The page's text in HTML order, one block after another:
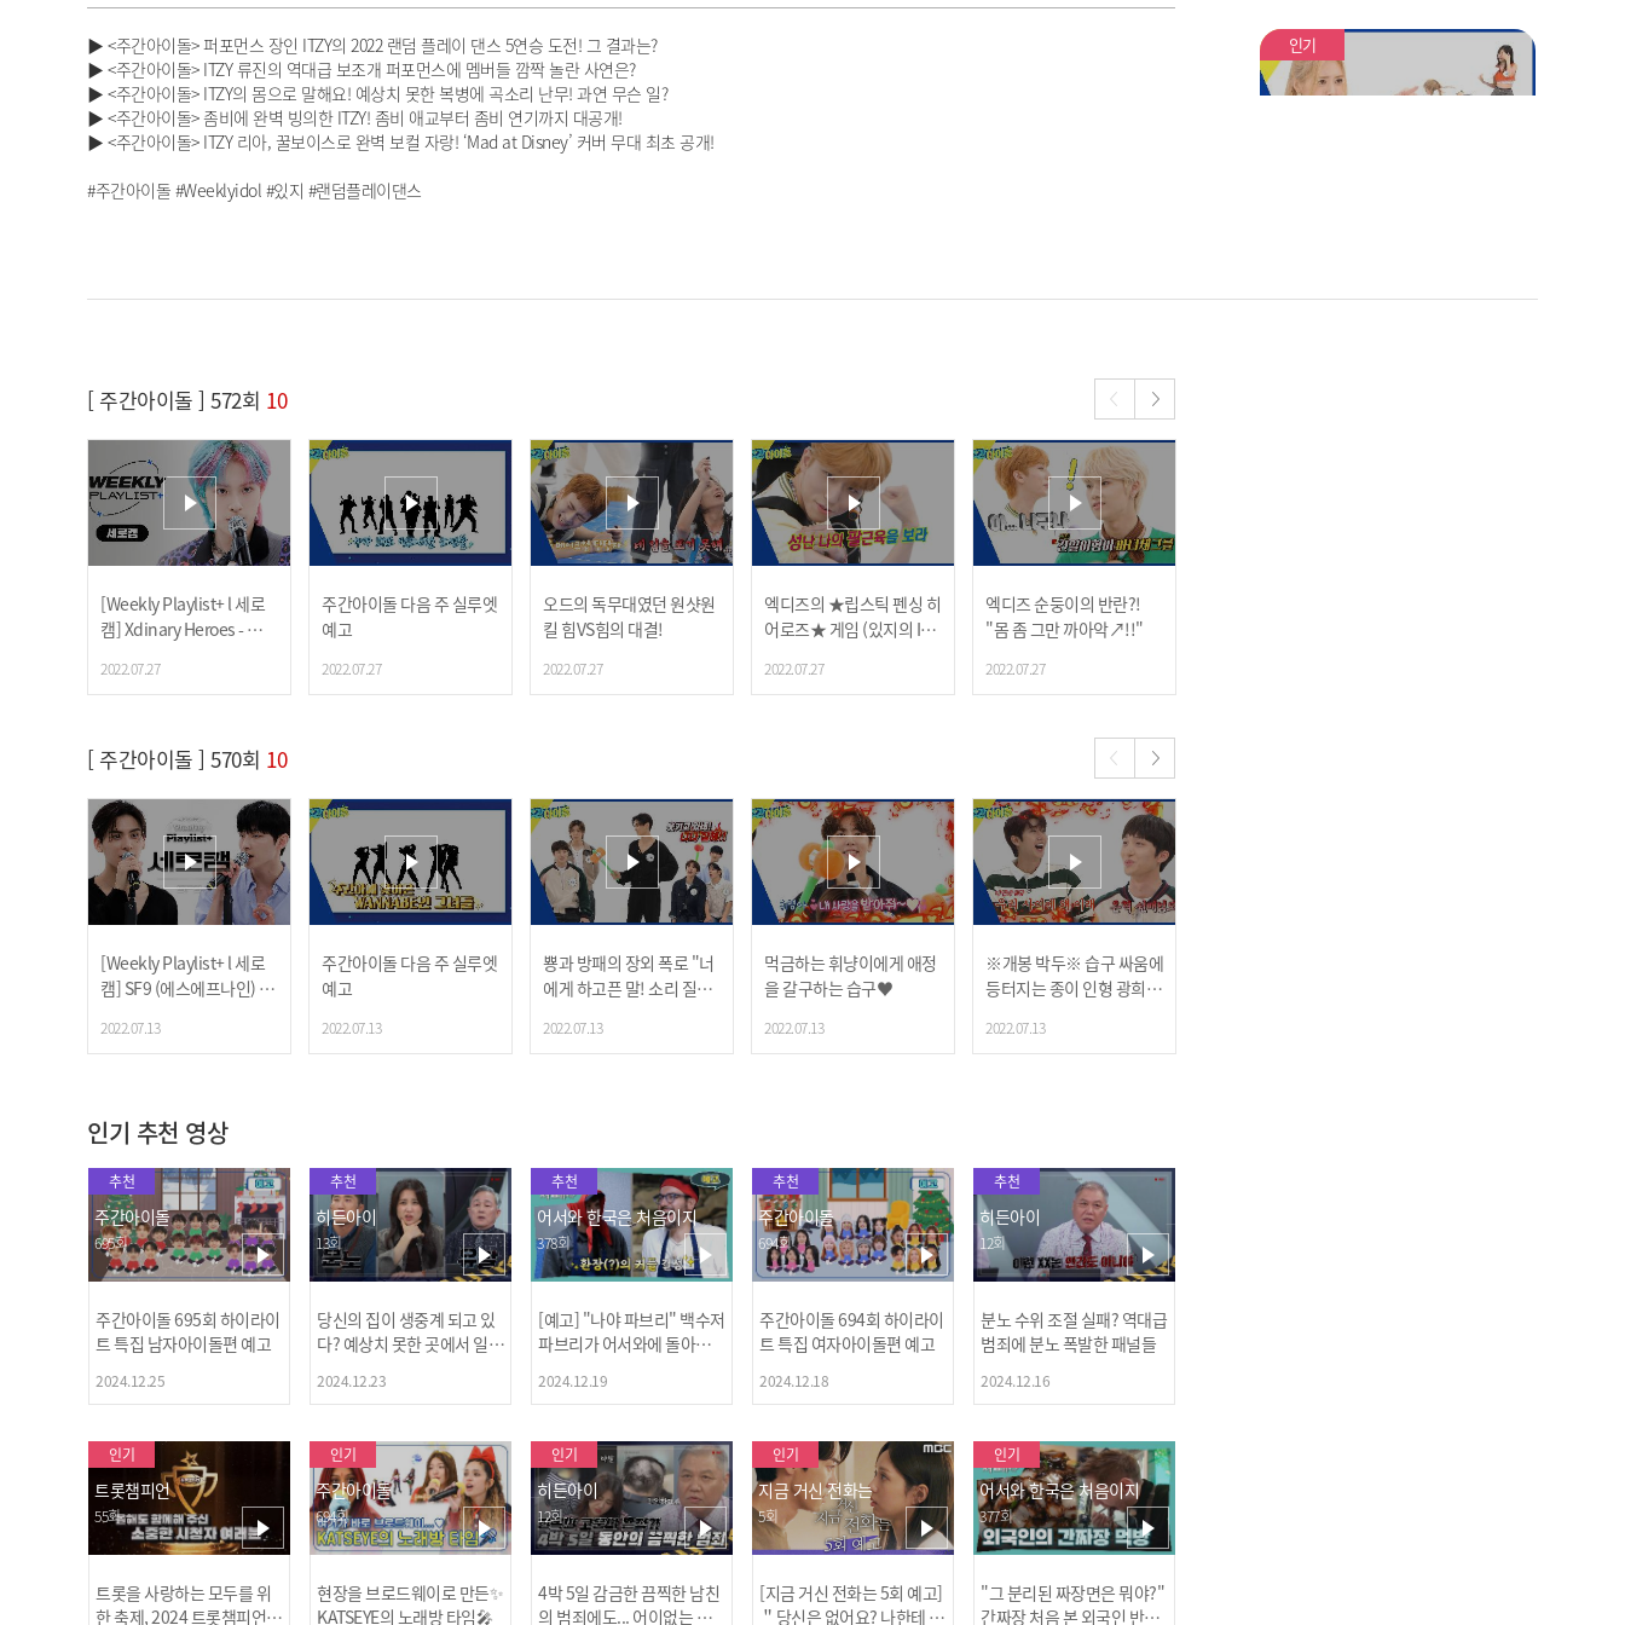
▶ <주간아이돌> 퍼포먼스 장인 ITZY의 2022 랜덤 플레이 댄스 5연승 도전! 그 결과는?
▶ <주간아이돌> ITZY 류진의 역대급 보조개 퍼포먼스에 멤버들 깜짝 놀란 사연은?
▶ <주간아이돌> ITZY의 몸으로 말해요! 예상치 못한 복병에 곡소리 난무! 과연 무슨 일?
▶ <주간아이돌> 좀비에 완벽 빙의한 ITZY! 좀비 애교부터 좀비 연기까지 대공개!
▶ <주간아이돌> ITZY 리아, 꿀보이스로 완벽 보컬 자랑! ‘Mad at Disney’ 커버 무대 최초 공개!
#주간아이돌 #Weeklyidol #있지 #랜덤플레이댄스
인기
[ 주간아이돌 ] 572회 10
[Weekly Playlist+ l 세로
캠] Xdinary Heroes -♬ l
2022.07.27
주간아이돌 다음 주 실루엣
예고
2022.07.27
오드의 독무대였던 원샷원
킬 힘VS힘의 대결!
2022.07.27
엑디즈의 ★립스틱 펜싱 히
어로즈★ 게임 (있지의 ICY
2022.07.27
엑디즈 순둥이의 반란?!
"몸 좀 그만 까아악↗!!"
2022.07.27
[ 주간아이돌 ] 570회 10
[Weekly Playlist+ l 세로
캠] SF9 (에스에프나인) -
2022.07.13
주간아이돌 다음 주 실루엣
예고
2022.07.13
뿅과 방패의 장외 폭로 "너
에게 하고픈 말! 소리 질러~
2022.07.13
먹금하는 휘냥이에게 애정
을 갈구하는 습구♥
2022.07.13
※개봉 박두※ 습구 싸움에
등터지는 종이 인형 광희ㅋ
2022.07.13
인기 추천 영상
주간아이돌
695회
추천
주간아이돌 695회 하이라이
트 특집 남자아이돌편 예고
2024.12.25
히든아이
13회
추천
당신의 집이 생중계 되고 있
다? 예상치 못한 곳에서 일어
2024.12.23
어서와 한국은 처음이지
378회
추천
[예고] "나야 파브리" 백수저
파브리가 어서와에 돌아왔
케미 식재료투어!
2024.12.19
주간아이돌
694회
추천
주간아이돌 694회 하이라이
트 특집 여자아이돌편 예고
2024.12.18
히든아이
12회
추천
분노 수위 조절 실패? 역대급
범죄에 분노 폭발한 패널들
2024.12.16
트롯챔피언
55회
인기
트롯을 사랑하는 모두를 위
한 축제, 2024 트롯챔피언
주간아이돌
694회
인기
현장을 브로드웨이로 만든✨
KATSEYE의 노래방 타임🎤
히든아이
12회
인기
4박 5일 감금한 끔찍한 남친
의 범죄에도... 어이없는 처
지금 거신 전화는
5회
인기
[지금 거신 전화는 5회 예고]
＂당신은 없어요? 나한테 감
어서와 한국은 처음이지
377회
인기
"그 분리된 짜장면은 뭐야?"
간짜장 처음 본 외국인 반응
[MBC플러스] 외부감사인 선임 공고